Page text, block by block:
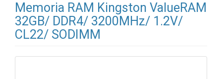
Memoria RAM Kingston ValueRAM
32GB/ DDR4/ 3200MHz/ 1.2V/
CL22/ SODIMM